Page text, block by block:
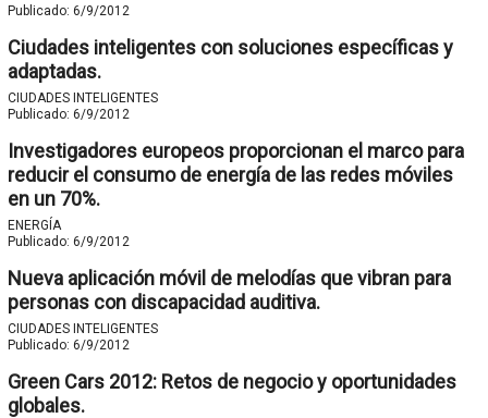
Publicado: 6/9/2012
Ciudades inteligentes con soluciones específicas y
adaptadas.
CIUDADES INTELIGENTES
Publicado: 6/9/2012
Investigadores europeos proporcionan el marco para
reducir el consumo de energía de las redes móviles
en un 70%.
ENERGÍA
Publicado: 6/9/2012
Nueva aplicación móvil de melodías que vibran para
personas con discapacidad auditiva.
CIUDADES INTELIGENTES
Publicado: 6/9/2012
Green Cars 2012: Retos de negocio y oportunidades
globales.